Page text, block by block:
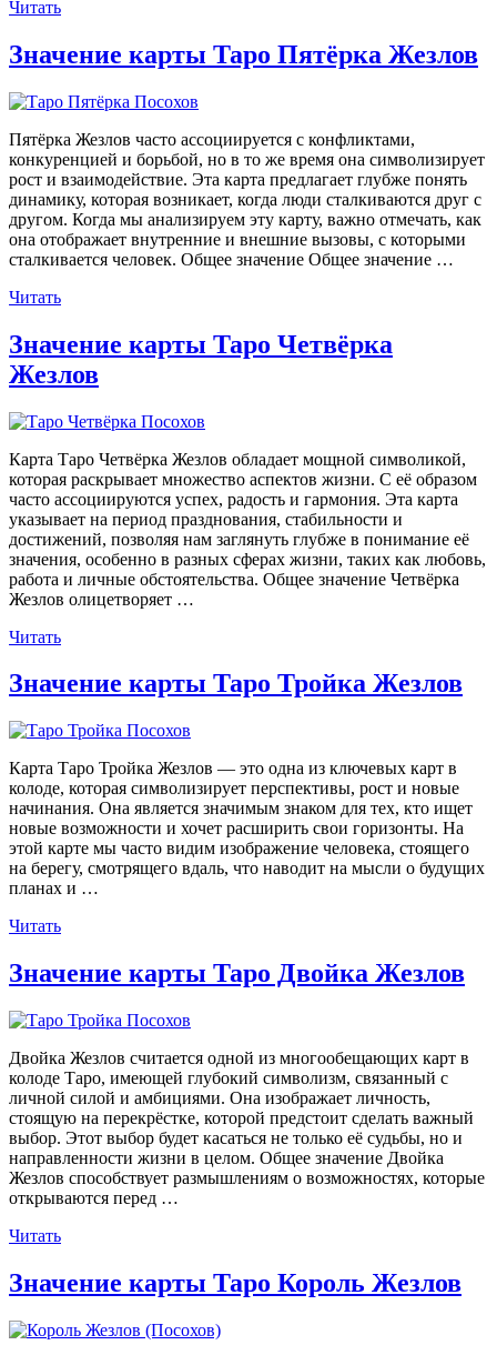
Читать«Значение
Шестёрка
Значение карты Таро Пятёрка Жезлов
Пятёрка Жезлов часто ассоциируется с конфликтами,
конкуренцией и борьбой, но в то же время она символизирует
рост и взаимодействие. Эта карта предлагает глубже понять
динамику, которая возникает, когда люди сталкиваются друг с
другом. Когда мы анализируем эту карту, важно отмечать, как
она отображает внутренние и внешние вызовы, с которыми
сталкивается человек. Общее значение Общее значение …
Читать«Значение
Пятёрка
Жезлов»
Значение карты Таро Четвёрка
Жезлов
Карта Таро Четвёрка Жезлов обладает мощной символикой,
которая раскрывает множество аспектов жизни. С её образом
часто ассоциируются успех, радость и гармония. Эта карта
указывает на период празднования, стабильности и
достижений, позволяя нам заглянуть глубже в понимание её
значения, особенно в разных сферах жизни, таких как любовь,
работа и личные обстоятельства. Общее значение Четвёрка
Жезлов олицетворяет …
Читать«Значение
Таро
Четвёрка
Значение карты Таро Тройка Жезлов
Карта Таро Тройка Жезлов — это одна из ключевых карт в
колоде, которая символизирует перспективы, рост и новые
начинания. Она является значимым знаком для тех, кто ищет
новые возможности и хочет расширить свои горизонты. На
этой карте мы часто видим изображение человека, стоящего
на берегу, смотрящего вдаль, что наводит на мысли о будущих
планах и …
Читать«Значение
Тройка
Значение карты Таро Двойка Жезлов
Двойка Жезлов считается одной из многообещающих карт в
колоде Таро, имеющей глубокий символизм, связанный с
личной силой и амбициями. Она изображает личность,
стоящую на перекрёстке, которой предстоит сделать важный
выбор. Этот выбор будет касаться не только её судьбы, но и
направленности жизни в целом. Общее значение Двойка
Жезлов способствует размышлениям о возможностях, которые
открываются перед …
Читать«Значение
Двойка
Значение карты Таро Король Жезлов